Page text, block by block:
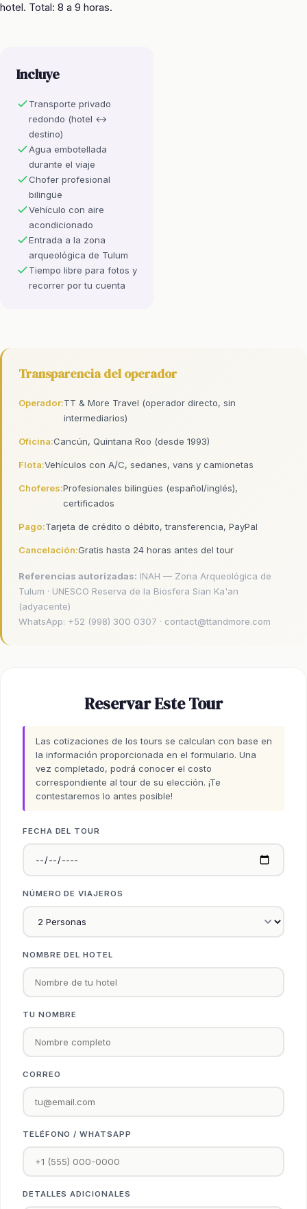
hotel. Total: 8 a 9 horas.
Incluye
Transporte privado
redondo (hotel ↔
destino)
Agua embotellada
durante el viaje
Chofer profesional
bilingüe
Vehículo con aire
acondicionado
Entrada a la zona
arqueológica de Tulum
Tiempo libre para fotos y
recorrer por tu cuenta
Transparencia del operador
Operador:TT & More Travel (operador directo, sin
intermediarios)
Oficina:Cancún, Quintana Roo (desde 1993)
Flota:Vehículos con A/C, sedanes, vans y camionetas
Choferes:Profesionales bilingües (español/inglés),
certificados
Pago:Tarjeta de crédito o débito, transferencia, PayPal
Cancelación:Gratis hasta 24 horas antes del tour
Referencias autorizadas: INAH — Zona Arqueológica de
Tulum · UNESCO Reserva de la Biosfera Sian Ka'an
(adyacente)
WhatsApp: +52 (998) 300 0307 · contact@ttandmore.com
Reservar Este Tour
Las cotizaciones de los tours se calculan con base en
la información proporcionada en el formulario. Una
vez completado, podrá conocer el costo
correspondiente al tour de su elección. ¡Te
contestaremos lo antes posible!
FECHA DEL TOUR
NÚMERO DE VIAJEROS
NOMBRE DEL HOTEL
TU NOMBRE
CORREO
TELÉFONO / WHATSAPP
DETALLES ADICIONALES